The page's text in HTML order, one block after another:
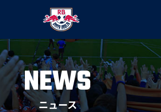
NEWS
ニュース